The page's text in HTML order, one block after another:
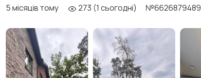
5 місяців тому 273 (1 сьогодні) №6626879489